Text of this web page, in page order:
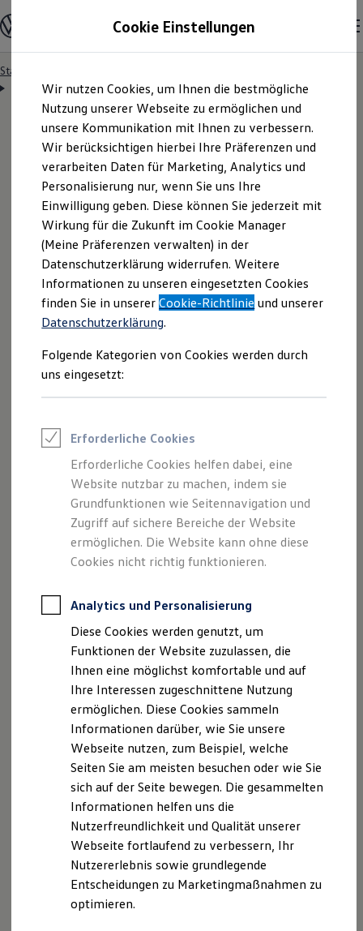
Hauptinhalt
springen
Footer
springen
Modelle & Konfigurator
Nutzfahrzeugkategorien entdecken
Modelle konfigurieren
Vorgängermodelle und Oldtimer
Vorgängermodelle
Oldtimer
Bulli Historie
Branchenlösungen & Gewerbekunden
Umbaulösungen und Hersteller finden
Auf- und Umbauten entdecken & konfigurieren
Groß- und Sonderkunden
Großkunden
Kommunen & Behörden
Journalisten
Sportvereine
Branchenlösungen
Bau & Handwerk
Gewerbliche Personenbeförderung
Service & mobile Werkstätten
Kurier, Logistik & Handel
Feuerwehr
Rettungsdienste
ONE Business ID Vorteile
Fahrzeugsuche & Marktplatz
Digitaler Marktplatz
Kauf & Finanzierung
Online-Fahrzeugbewertung
Aktionen & Angebote
E-Auto-Förderung
Für Privatkunden
Für Gewerbekunden
Profi Paket
TopDeal
Zertifizierte Gebrauchtwagen
Für Privatkunden
Für Gewerbekunden
Leasing
Für Privatkunden
Für Gewerbekunden
Versicherungen & Garantien
Garantien
Kfz-Versicherung für Nutzfahrzeuge
Restschuldversicherung
Wartungsverträge
Besitzer & Service
Reparatur & Service
Sommer-Special
Reparatur, Pflege & Inspektion
Servicetermin anfragen
Service-Vorteile bei Volkswagen Nutzfahrzeuge
ServicePlus
Economy Service
Räder & Reifen Service
Ersatzfahrzeuge
Startseite
Servicetermin anfragen
Servicetermin bequem
online anfragen
Nutzen Sie unser Onlineformular, um schnell und
unkompliziert einen Servicetermin bei Ihrem
Volkswagen NutzfahrzeugePartner anzufragen.
Cookie Einstellungen
Wir nutzen Cookies, um Ihnen die bestmögliche
Nutzung unserer Webseite zu ermöglichen und
unsere Kommunikation mit Ihnen zu verbessern.
Wir berücksichtigen hierbei Ihre Präferenzen und
verarbeiten Daten für Marketing, Analytics und
Personalisierung nur, wenn Sie uns Ihre
Einwilligung geben. Diese können Sie jederzeit mit
Wirkung für die Zukunft im Cookie Manager
(Meine Präferenzen verwalten) in der
Datenschutzerklärung widerrufen. Weitere
Informationen zu unseren eingesetzten Cookies
finden Sie in unsererCookie-Richtlinie und unserer
Datenschutzerklärung.
Folgende Kategorien von Cookies werden durch
uns eingesetzt:
Erforderliche Cookies
Erforderliche Cookies helfen dabei, eine
Website nutzbar zu machen, indem sie
Grundfunktionen wie Seitennavigation und
Zugriff auf sichere Bereiche der Website
ermöglichen. Die Website kann ohne diese
Cookies nicht richtig funktionieren.
Analytics und Personalisierung
Diese Cookies werden genutzt, um
Funktionen der Website zuzulassen, die
Ihnen eine möglichst komfortable und auf
Ihre Interessen zugeschnittene Nutzung
ermöglichen. Diese Cookies sammeln
Informationen darüber, wie Sie unsere
Webseite nutzen, zum Beispiel, welche
Seiten Sie am meisten besuchen oder wie Sie
sich auf der Seite bewegen. Die gesammelten
Informationen helfen uns die
Nutzerfreundlichkeit und Qualität unserer
Webseite fortlaufend zu verbessern, Ihr
Nutzererlebnis sowie grundlegende
Entscheidungen zu Marketingmaßnahmen zu
optimieren.